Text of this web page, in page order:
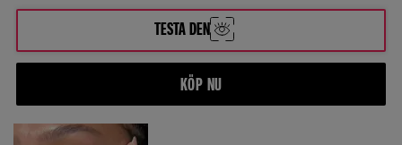
126 Cool Undertones
128 Warm Undertones
TESTA DEN
KÖP NU